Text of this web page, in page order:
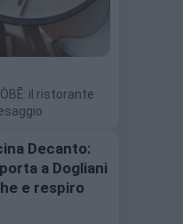
il ristorante
Decanto:
a Dogliani
e respiro